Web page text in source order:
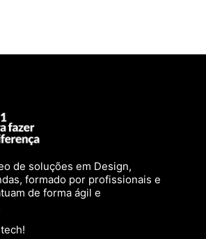
de soluções em Design,
formado por profissionais e
de forma ágil e